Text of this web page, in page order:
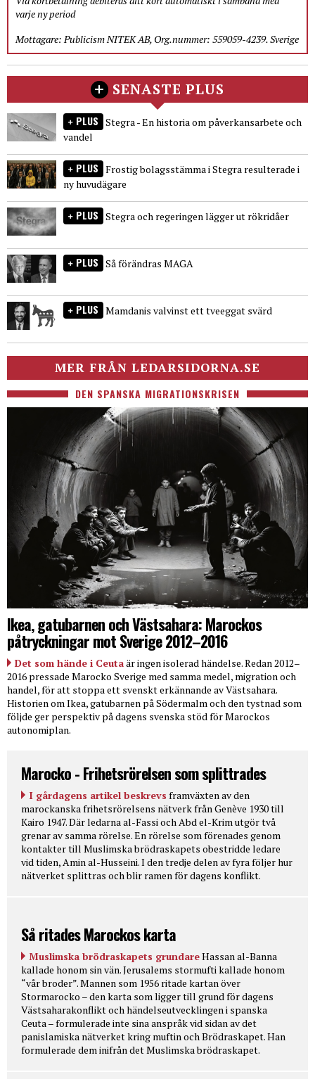
varje ny period
Mottagare: Publicism NITEK AB, Org.nummer: 559059-4239. Sverige
SENASTE PLUS
PLUS Stegra - En historia om påverkansarbete och
vandel
PLUS Frostig bolagsstämma i Stegra resulterade i
ny huvudägare
PLUS Stegra och regeringen lägger ut rökridåer
PLUS Så förändras MAGA
PLUS Mamdanis valvinst ett tveeggat svärd
MER FRÅN LEDARSIDORNA.SE
DEN SPANSKA MIGRATIONSKRISEN
Ikea, gatubarnen och Västsahara: Marockos
påtryckningar mot Sverige 2012–2016
Det som hände i Ceutaär ingen isolerad händelse. Redan 2012–
2016 pressade Marocko Sverige med samma medel, migration och
handel, för att stoppa ett svenskt erkännande av Västsahara.
Historien om Ikea, gatubarnen på Södermalm och den tystnad som
följde ger perspektiv på dagens svenska stöd för Marockos
autonomiplan.
Marocko - Frihetsrörelsen som splittrades
I gårdagens artikel beskrevs framväxten av den
marockanska frihetsrörelsens nätverk från Genève 1930 till
Kairo 1947. Där ledarna al-Fassi och Abd el-Krim utgör två
grenar av samma rörelse. En rörelse som förenades genom
kontakter till Muslimska brödraskapets obestridde ledare
vid tiden, Amin al-Husseini. I den tredje delen av fyra följer hur
nätverket splittras och blir ramen för dagens konflikt.
Så ritades Marockos karta
Muslimska brödraskapets grundareHassan al-Banna
kallade honom sin vän. Jerusalems stormufti kallade honom
“vår broder”. Mannen som 1956 ritade kartan över
Stormarocko – den karta som ligger till grund för dagens
Västsaharakonflikt och händelseutvecklingen i spanska
Ceuta – formulerade inte sina anspråk vid sidan av det
panislamiska nätverket kring muftin och Brödraskapet. Han
formulerade dem inifrån det Muslimska brödraskapet.